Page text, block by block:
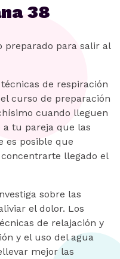
38
preparado para salir al
de respiración
curso de preparación
cuando lleguen
a tu pareja que las
es posible que
llegado el
sobre las
el dolor. Los
de relajación y
y el uso del agua
mejor las